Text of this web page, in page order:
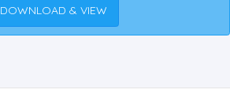
DOWNLOAD & VIEW